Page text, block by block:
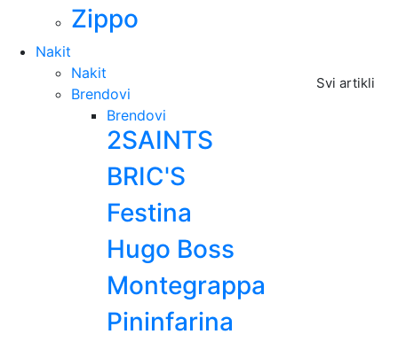
Zippo
Nakit
Svi artikli
Nakit
Brendovi
Brendovi
2SAINTS
BRIC'S
Festina
Hugo Boss
Montegrappa
Pininfarina